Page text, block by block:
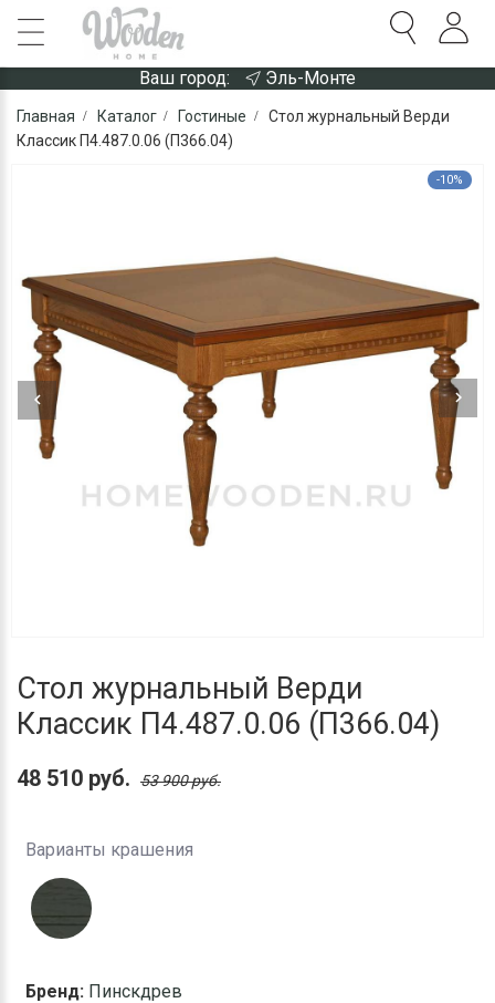
Ваш город: Эль-Монте
Главная Каталог Гостиные
Стол журнальный Верди
Классик П4.487.0.06 (П366.04)
-10%
Стол журнальный Верди
Классик П4.487.0.06 (П366.04)
48 510 руб. 53 900 руб.
Варианты крашения
Бренд: Пинскдрев